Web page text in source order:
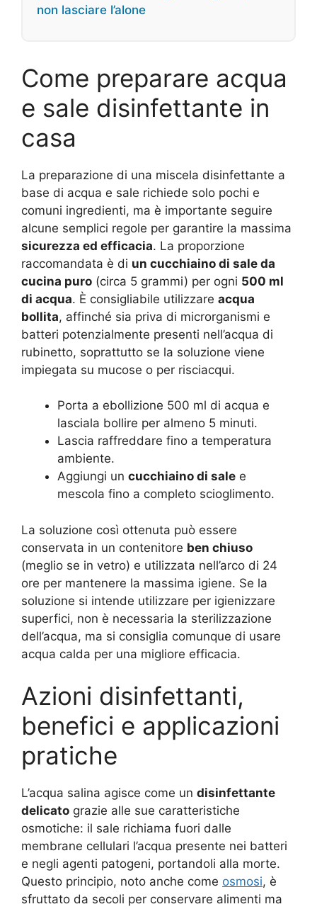
non lasciare l’alone
Come preparare acqua
e sale disinfettante in
casa
La preparazione di una miscela disinfettante a
base di acqua e sale richiede solo pochi e
comuni ingredienti, ma è importante seguire
alcune semplici regole per garantire la massima
sicurezza ed efficacia. La proporzione
raccomandata è di un cucchiaino di sale da
cucina puro (circa 5 grammi) per ogni 500 ml
di acqua. È consigliabile utilizzare acqua
bollita, affinché sia priva di microrganismi e
batteri potenzialmente presenti nell’acqua di
rubinetto, soprattutto se la soluzione viene
impiegata su mucose o per risciacqui.
Porta a ebollizione 500 ml di acqua e
lasciala bollire per almeno 5 minuti.
Lascia raffreddare fino a temperatura
ambiente.
Aggiungi un cucchiaino di sale e
mescola fino a completo scioglimento.
La soluzione così ottenuta può essere
conservata in un contenitore ben chiuso
(meglio se in vetro) e utilizzata nell’arco di 24
ore per mantenere la massima igiene. Se la
soluzione si intende utilizzare per igienizzare
superfici, non è necessaria la sterilizzazione
dell’acqua, ma si consiglia comunque di usare
acqua calda per una migliore efficacia.
Azioni disinfettanti,
benefici e applicazioni
pratiche
L’acqua salina agisce come un disinfettante
delicato grazie alle sue caratteristiche
osmotiche: il sale richiama fuori dalle
membrane cellulari l’acqua presente nei batteri
e negli agenti patogeni, portandoli alla morte.
Questo principio, noto anche come osmosi, è
sfruttato da secoli per conservare alimenti ma